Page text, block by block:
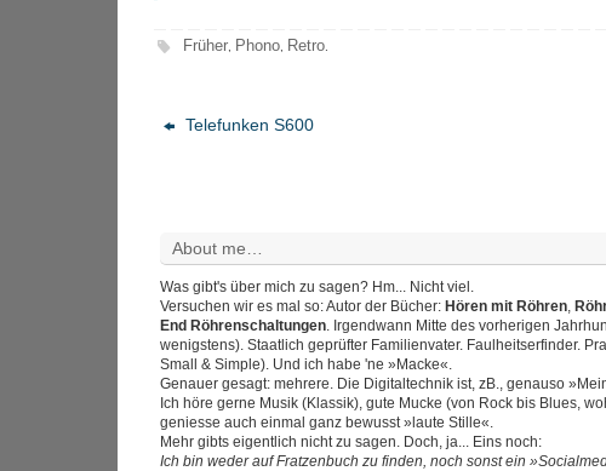
Früher, Phono, Retro.
Telefunken S600
About me…
Was gibt's über mich zu sagen? Hm... Nicht viel.
Versuchen wir es mal so: Autor der Bücher: Hören mit Röhren,
End Röhrenschaltungen. Irgendwann Mitte des vorherigen
wenigstens). Staatlich geprüfter Familienvater. Faulheitserfinder.
Small & Simple). Und ich habe 'ne »Macke«.
Genauer gesagt: mehrere. Die Digitaltechnik ist, zB., genauso
Ich höre gerne Musik (Klassik), gute Mucke (von Rock bis Blues,
geniesse auch einmal ganz bewusst »laute Stille«.
Mehr gibts eigentlich nicht zu sagen. Doch, ja... Eins noch:
Ich bin weder auf Fratzenbuch zu finden, noch sonst ein